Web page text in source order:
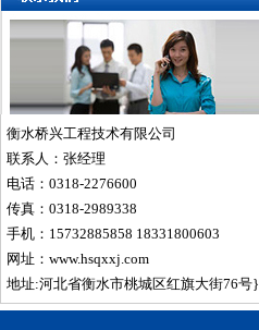
衡水桥兴工程技术有限公司
联系人：张经理
电话：0318-2276600
传真：0318-2989338
手机：15732885858 18331800603
网址：www.hsqxxj.com
地址:河北省衡水市桃城区红旗大街76号}